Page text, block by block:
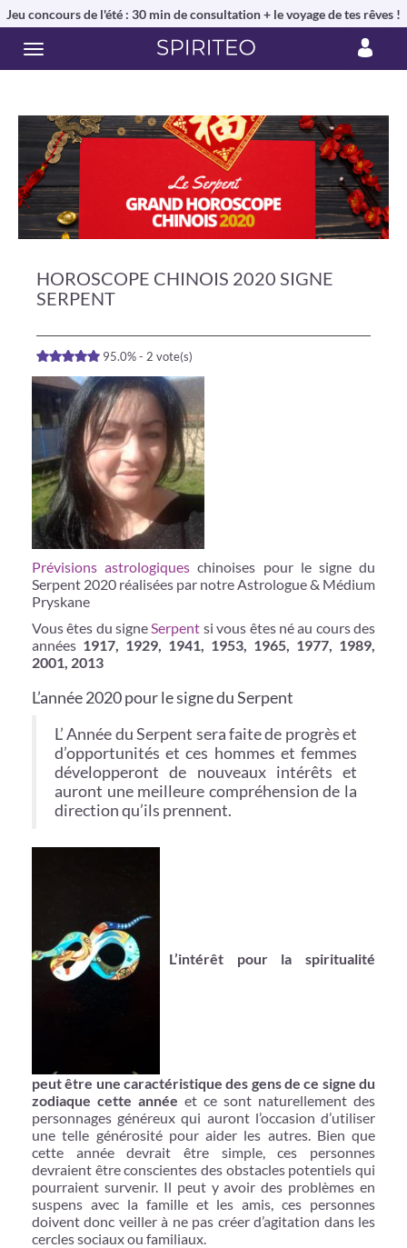
Jeu concours de l'été : 30 min de consultation + le voyage de tes rêves !
HOROSCOPE CHINOIS 2020 SIGNE
SERPENT
95.0% - 2 vote(s)
Prévisions astrologiques chinoises pour le signe du
Serpent 2020 réalisées par notre Astrologue & Médium
Pryskane
Vous êtes du signeSerpent si vous êtes né au cours des
années 1917, 1929, 1941, 1953, 1965, 1977, 1989,
2001, 2013
L’année 2020 pour le signe du Serpent
L’ Année du Serpent sera faite de progrès et
d’opportunités et ces hommes et femmes
développeront de nouveaux intérêts et
auront une meilleure compréhension de la
direction qu’ils prennent.
L’intérêt pour la spiritualité
peut être une caractéristique des gens de ce signe du
zodiaque cette année et ce sont naturellement des
personnages généreux qui auront l’occasion d’utiliser
une telle générosité pour aider les autres. Bien que
cette année devrait être simple, ces personnes
devraient être conscientes des obstacles potentiels qui
pourraient survenir. Il peut y avoir des problèmes en
suspens avec la famille et les amis, ces personnes
doivent donc veiller à ne pas créer d’agitation dans les
cercles sociaux ou familiaux.